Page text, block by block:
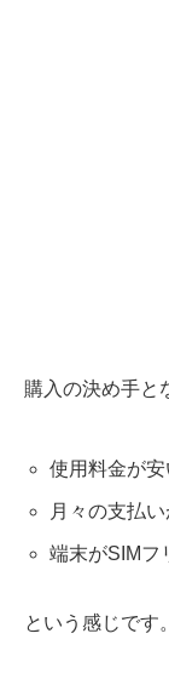
購入の決め手と
使用料金が安
月々の支払
端末がSIMフ
という感じです。